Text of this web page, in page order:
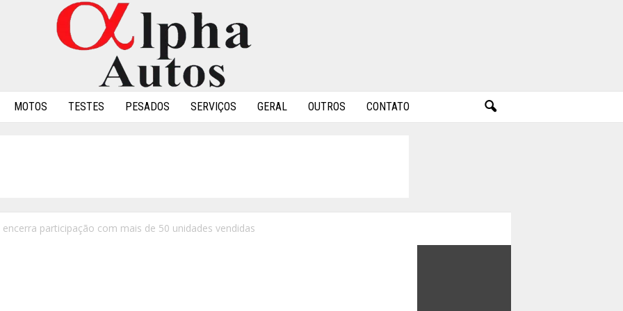
MOTOS TESTES PESADOS SERVIÇOS GERAL OUTROS CONTATO
participação com mais de 50 unidades vendidas